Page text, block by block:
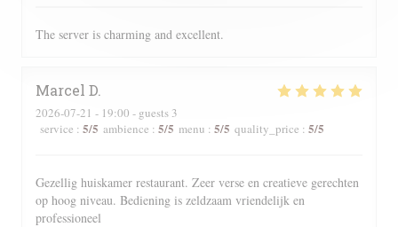
The server is charming and excellent.
Marcel D
2026-07-21 - 19:00 - guests 3
service : 5/5 ambience : 5/5 menu : 5/5 quality_price : 5/5
Gezellig huiskamer restaurant. Zeer verse en creatieve gerechten
op hoog niveau. Bediening is zeldzaam vriendelijk en
professioneel